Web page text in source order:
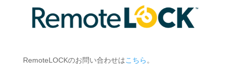
RemoteLOCKのお問い合わせはこちら 。